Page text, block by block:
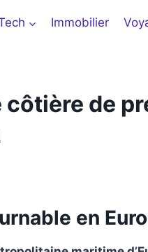
Immobilier
de
en